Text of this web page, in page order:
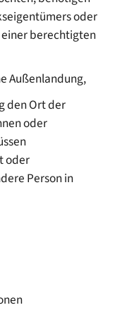
oder
berechtigten
Außenlandung,
den Ort der
oder
oder
Person in